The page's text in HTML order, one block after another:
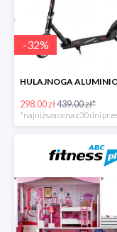
-32%
298.00 zł439.00 zł*